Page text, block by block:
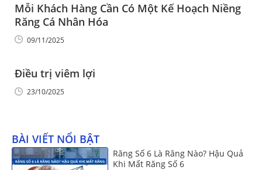
Mỗi Khách Hàng Cần Có Một Kế Hoạch Niềng
Răng Cá Nhân Hóa
09/11/2025
Điều trị viêm lợi
23/10/2025
BÀI VIẾT NỔI BẬT
Răng Số 6 Là Răng Nào? Hậu Quả
Khi Mất Răng Số 6